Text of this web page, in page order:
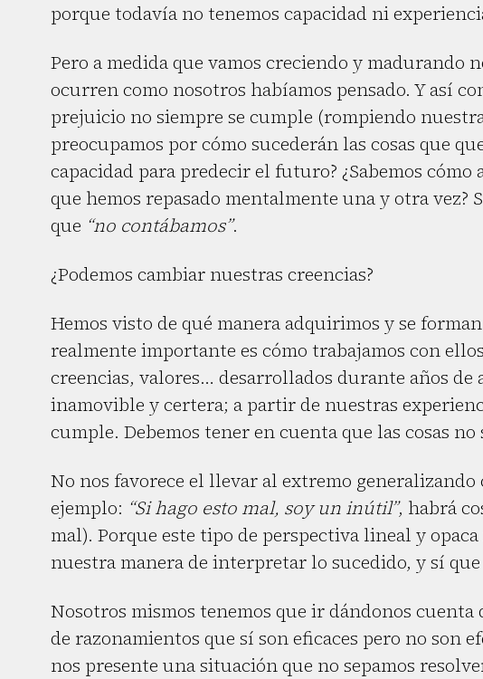
porque todavía no tenemos capacidad ni
Pero a medida que vamos creciendo y madurando
ocurren como nosotros habíamos pensado. Y así
prejuicio no siempre se cumple (rompiendo
preocupamos por cómo sucederán las cosas que
capacidad para predecir el futuro? ¿Sabemos
que hemos repasado mentalmente una y otra
que “no contábamos”.
¿Podemos cambiar nuestras creencias?
Hemos visto de qué manera adquirimos y se
realmente importante es cómo trabajamos con
creencias, valores… desarrollados durante años
inamovible y certera; a partir de nuestras
cumple. Debemos tener en cuenta que las cosas
No nos favorece el llevar al extremo
ejemplo: “Si hago esto mal, soy un inútil”, habrá
mal). Porque este tipo de perspectiva lineal y
nuestra manera de interpretar lo sucedido, y sí que
Nosotros mismos tenemos que ir dándonos cuenta
de razonamientos que sí son eficaces pero no son
nos presente una situación que no sepamos